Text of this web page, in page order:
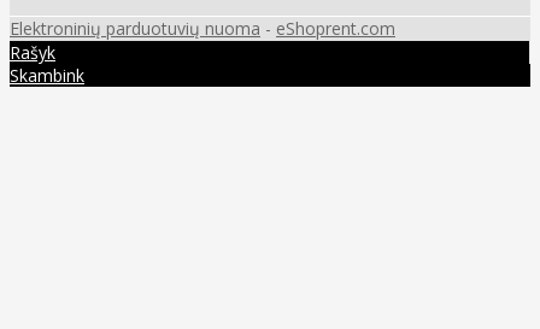
Elektroninių parduotuvių nuoma - eShoprent.com
Rašyk
Skambink